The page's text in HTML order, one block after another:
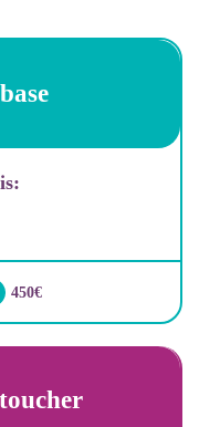
450